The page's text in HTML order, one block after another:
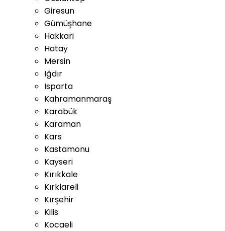
Giresun
Gümüşhane
Hakkari
Hatay
Mersin
Iğdır
Isparta
Kahramanmaraş
Karabük
Karaman
Kars
Kastamonu
Kayseri
Kırıkkale
Kırklareli
Kırşehir
Kilis
Kocaeli